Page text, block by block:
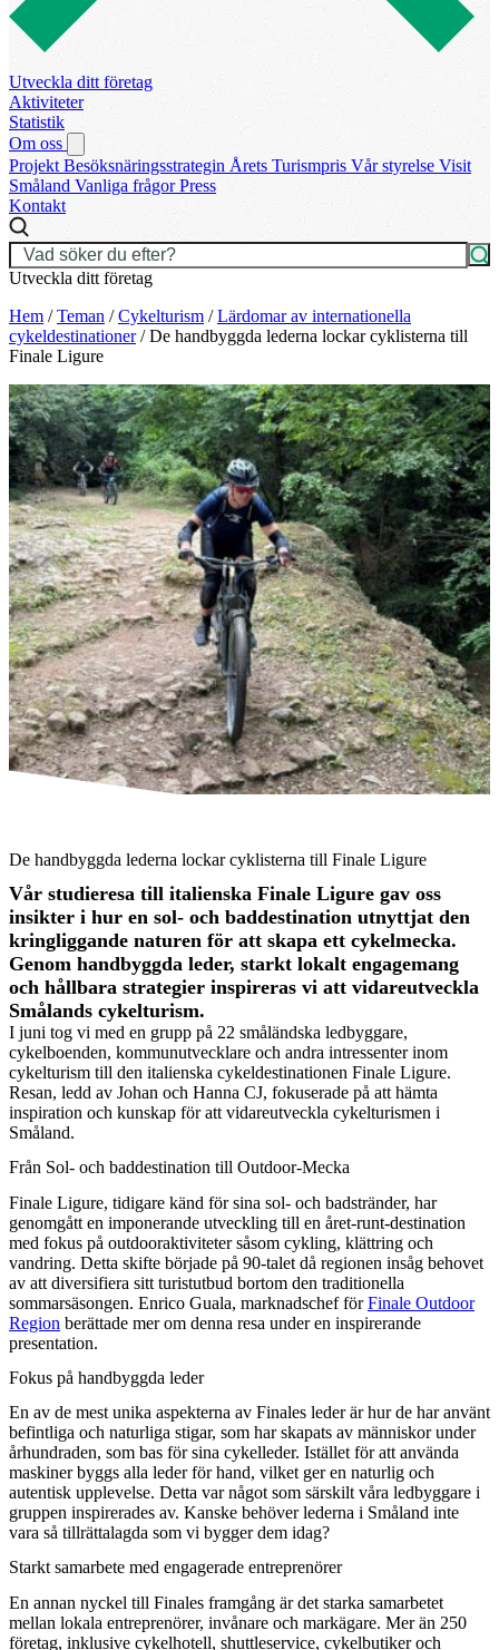
Utveckla ditt företag
Aktiviteter
Statistik
Om oss
Projekt Besöksnäringsstrategin Årets Turismpris Vår styrelse Visit
Småland Vanliga frågorPress
Kontakt
Utveckla ditt företag
Hem /Teman /Cykelturism /Lärdomar av internationella
cykeldestinationer/De handbyggda lederna lockar cyklisterna till
Finale Ligure
De handbyggda lederna lockar cyklisterna till Finale Ligure
Vår studieresa till italienska Finale Ligure gav oss
insikter i hur en sol- och baddestination utnyttjat den
kringliggande naturen för att skapa ett cykelmecka.
Genom handbyggda leder, starkt lokalt engagemang
och hållbara strategier inspireras vi att vidareutveckla
Smålands cykelturism.
I juni tog vi med en grupp på 22 småländska ledbyggare,
cykelboenden, kommunutvecklare och andra intressenter inom
cykelturism till den italienska cykeldestinationen Finale Ligure.
Resan, ledd av Johan och Hanna CJ, fokuserade på att hämta
inspiration och kunskap för att vidareutveckla cykelturismen i
Småland.
Från Sol- och baddestination till Outdoor-Mecka
Finale Ligure, tidigare känd för sina sol- och badstränder, har
genomgått en imponerande utveckling till en året-runt-destination
med fokus på outdooraktiviteter såsom cykling, klättring och
vandring. Detta skifte började på 90-talet då regionen insåg behovet
av att diversifiera sitt turistutbud bortom den traditionella
sommarsäsongen. Enrico Guala, marknadschef förFinale Outdoor
Region berättade mer om denna resa under en inspirerande
presentation.
Fokus på handbyggda leder
En av de mest unika aspekterna av Finales leder är hur de har använt
befintliga och naturliga stigar, som har skapats av människor under
århundraden, som bas för sina cykelleder. Istället för att använda
maskiner byggs alla leder för hand, vilket ger en naturlig och
autentisk upplevelse. Detta var något som särskilt våra ledbyggare i
gruppen inspirerades av. Kanske behöver lederna i Småland inte
vara så tillrättalagda som vi bygger dem idag?
Starkt samarbete med engagerade entreprenörer
En annan nyckel till Finales framgång är det starka samarbetet
mellan lokala entreprenörer, invånare och markägare. Mer än 250
företag, inklusive cykelhotell, shuttleservice, cykelbutiker och